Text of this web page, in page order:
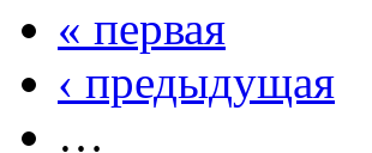
« первая
‹ предыдущая
…